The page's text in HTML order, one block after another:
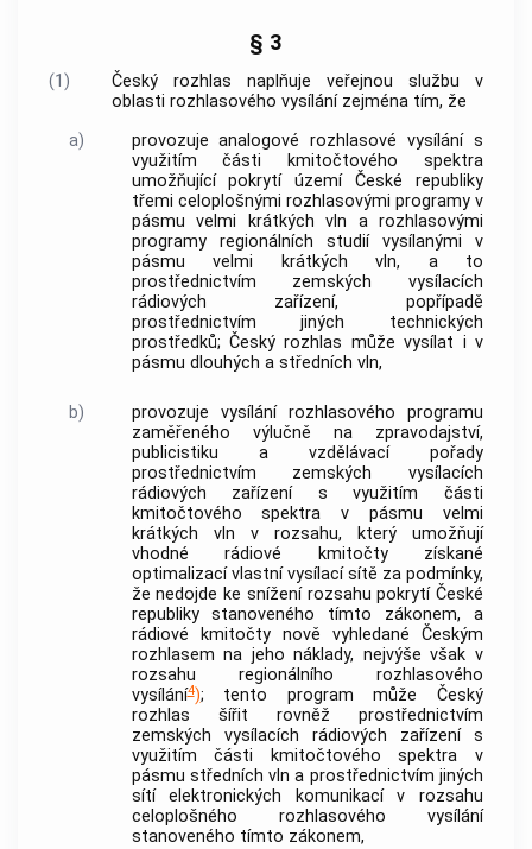
§ 3
(1)
Český rozhlas naplňuje veřejnou službu v
oblasti rozhlasového vysílání zejména tím, že
a)
provozuje analogové rozhlasové vysílání s
využitím části kmitočtového spektra
umožňující pokrytí území České republiky
třemi celoplošnými rozhlasovými programyv
pásmu velmi krátkých vln a rozhlasovými
programy regionálních studií vysílanými v
pásmu velmi krátkých vln, a to
prostřednictvím zemských vysílacích
rádiových zařízení, popřípadě
prostřednictvím jiných technických
prostředků; Český rozhlas může vysílat i v
pásmu dlouhých a středních vln,
b)
provozuje vysílání rozhlasového programu
zaměřeného výlučně na zpravodajství,
publicistiku a vzdělávací pořady
prostřednictvím zemských vysílacích
rádiových zařízení s využitím části
kmitočtového spektra v pásmu velmi
krátkých vln v rozsahu, který umožňují
vhodné rádiové kmitočty získané
optimalizací vlastní vysílací sítě za podmínky,
že nedojde ke snížení rozsahu pokrytí České
republiky stanoveného tímto zákonem, a
rádiové kmitočty nově vyhledané Českým
rozhlasem na jeho náklady, nejvýše však v
rozsahu regionálního rozhlasového
vysílání4); tento program může Český
rozhlas šířit rovněž prostřednictvím
zemských vysílacích rádiových zařízení s
využitím části kmitočtového spektra v
pásmu středních vln a prostřednictvím jiných
sítí elektronických komunikací v rozsahu
celoplošného rozhlasového vysílání
stanoveného tímto zákonem,